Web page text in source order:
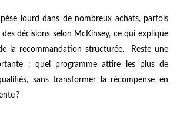
lourd dans de nombreux achats, parfois
décisions selon McKinsey, ce qui explique
la recommandation structurée. Reste une
: quel programme attire les plus de
sans transformer la récompense en
?